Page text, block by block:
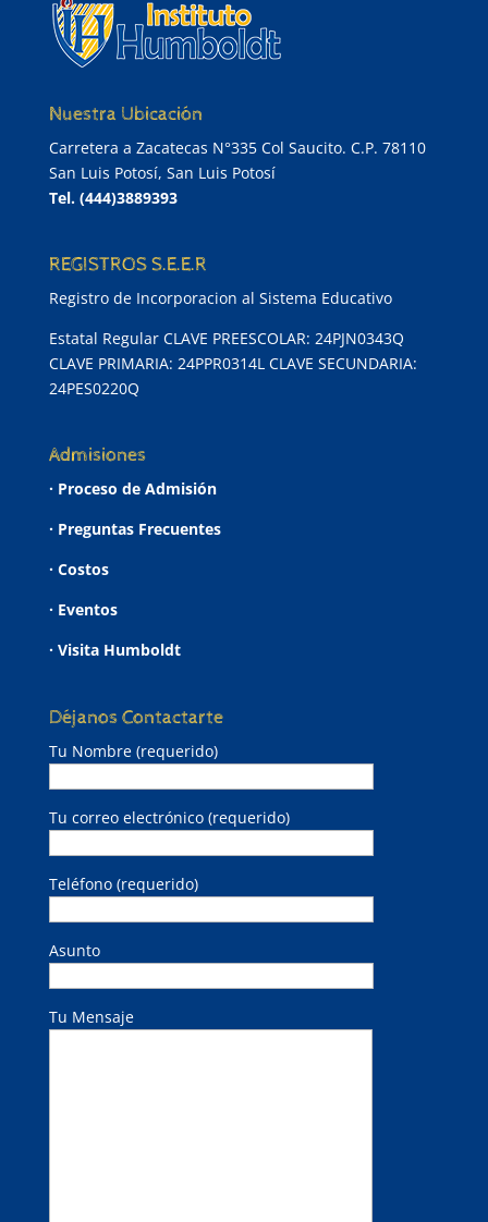
Nuestra Ubicación
Carretera a Zacatecas N°335 Col Saucito. C.P. 78110
San Luis Potosí, San Luis Potosí
Tel. (444)3889393
REGISTROS S.E.E.R
Registro de Incorporacion al Sistema Educativo
Estatal Regular CLAVE PREESCOLAR: 24PJN0343Q
CLAVE PRIMARIA: 24PPR0314L CLAVE SECUNDARIA:
24PES0220Q
Admisiones
· Proceso de Admisión
· Preguntas Frecuentes
· Costos
· Eventos
· Visita Humboldt
Déjanos Contactarte
Tu Nombre (requerido)
Tu correo electrónico (requerido)
Teléfono (requerido)
Asunto
Tu Mensaje